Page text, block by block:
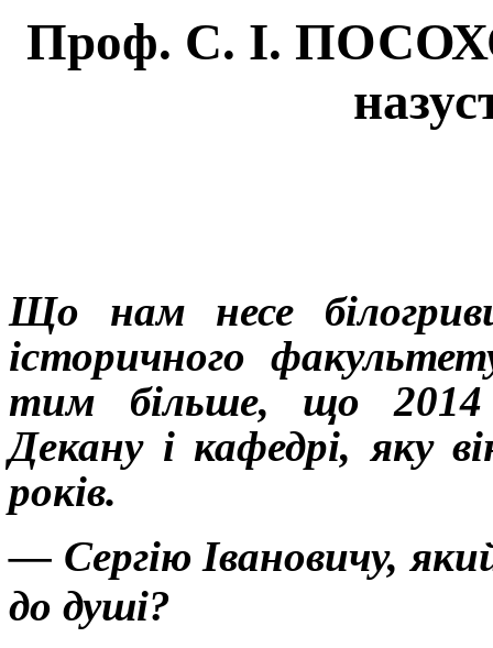
Проф. С. І.
Що нам несе
історичного
тим більше, що 2014
Декану і кафедрі, яку
років.
— Сергію Івановичу,
до душі?